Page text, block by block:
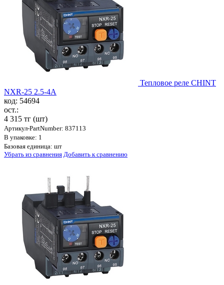
Тепловое реле CHINT
NXR-25 2.5-4A
код: 54694
ост.:
4 315 тг (шт)
Артикул-PartNumber: 837113
В упаковке: 1
Базовая единица: шт
Убрать из сравнения Добавить к сравнению